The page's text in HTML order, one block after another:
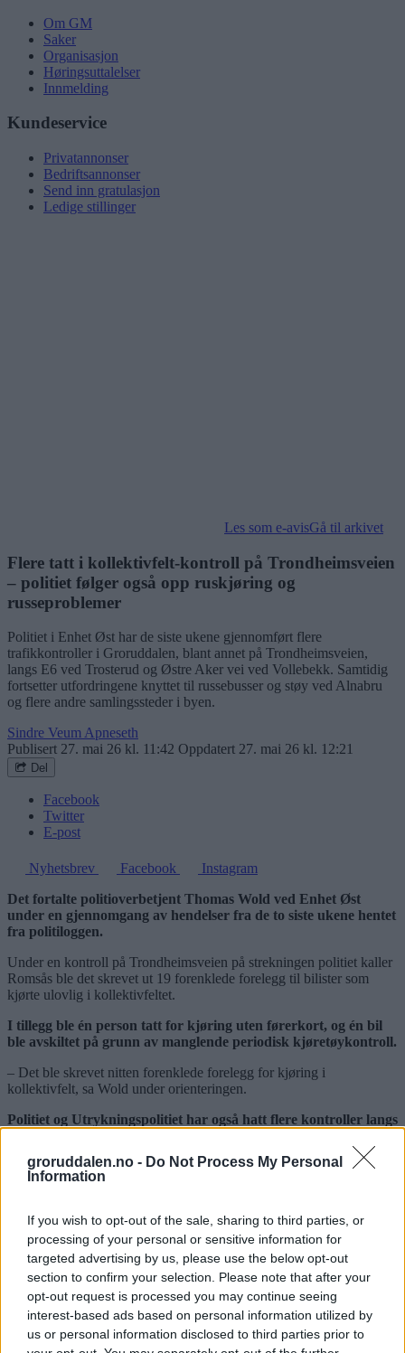
groruddalen.no - Do Not Process My Personal
Information
If you wish to opt-out of the sale, sharing to third parties, or
processing of your personal or sensitive information for
targeted advertising by us, please use the below opt-out
section to confirm your selection. Please note that after your
opt-out request is processed you may continue seeing
interest-based ads based on personal information utilized by
us or personal information disclosed to third parties prior to
Om GM
Saker
Organisasjon
Høringsuttalelser
Innmelding
Kundeservice
Privatannonser
Bedriftsannonser
Send inn gratulasjon
Ledige stillinger
Les som e-avisGå til arkivet
Flere tatt i kollektivfelt-kontroll på Trondheimsveien
– politiet følger også opp ruskjøring og
russeproblemer
Politiet i Enhet Øst har de siste ukene gjennomført flere
trafikkontroller i Groruddalen, blant annet på Trondheimsveien,
langs E6 ved Trosterud og Østre Aker vei ved Vollebekk. Samtidig
fortsetter utfordringene knyttet til russebusser og støy ved Alnabru
og flere andre samlingssteder i byen.
Sindre Veum Apneseth
Publisert 27. mai 26 kl. 11:42 Oppdatert 27. mai 26 kl. 12:21
Del
Facebook
Twitter
E-post
Nyhetsbrev Facebook
Instagram
Det fortalte politioverbetjent Thomas Wold ved Enhet Øst
under en gjennomgang av hendelser fra de to siste ukene hentet
fra politiloggen.
Under en kontroll på Trondheimsveien på strekningen politiet kaller
Romsås ble det skrevet ut 19 forenklede forelegg til bilister som
kjørte ulovlig i kollektivfeltet.
I tillegg ble én person tatt for kjøring uten førerkort, og én bil
ble avskiltet på grunn av manglende periodisk kjøretøykontroll.
– Det ble skrevet nitten forenklede forelegg for kjøring i
kollektivfelt, sa Wold under orienteringen.
Politiet og Utrykningspolitiet har også hatt flere kontroller langs
Ved Trosterud ble det gjennomført laserkontroll uten reaksjoner,
mens en kontroll ved Vollebekk resulterte i tre forelegg for
Wold opplyste samtidig at politiet fortsatt registrerer omtrent én
fyllekjøringssak om dagen i Enhet Østs dekningsområde –
Groruddalen, Østensjø, Nordstrand og Søndre Nordstrand.
Fortsatt utfordringer med russebusser
Politiet har også hatt flere oppdrag knyttet til russetiden. Ifølge Wold